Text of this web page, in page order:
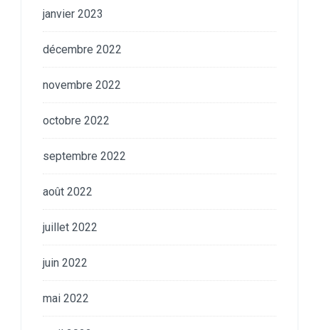
janvier 2023
décembre 2022
novembre 2022
octobre 2022
septembre 2022
août 2022
juillet 2022
juin 2022
mai 2022